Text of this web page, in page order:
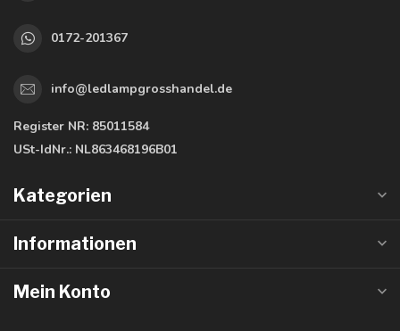
0172-201367
info@ledlampgrosshandel.de
Register NR: 85011584
USt-IdNr.: NL863468196B01
Kategorien
Informationen
Mein Konto